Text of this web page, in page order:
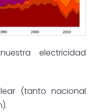
electricidad
(tanto nacional